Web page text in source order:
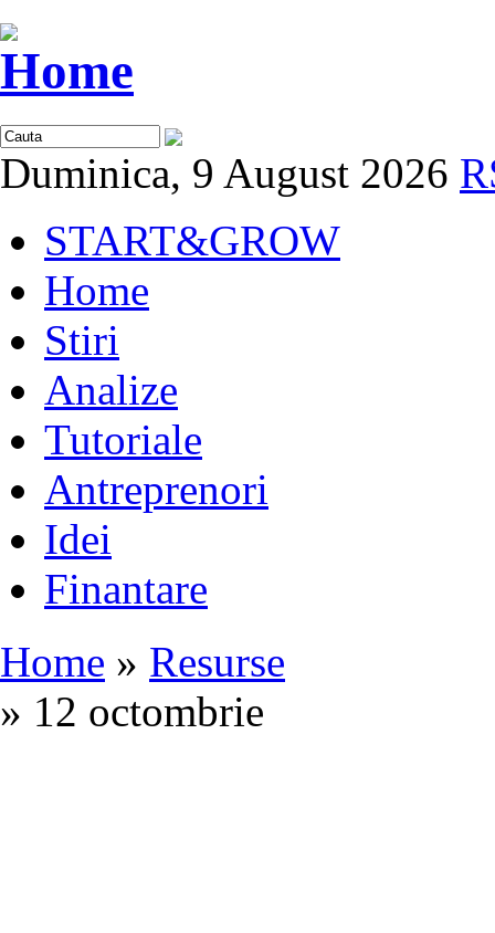
Duminica, 9 August 2026
START&GROW
Home
Stiri
Analize
Tutoriale
Antreprenori
Idei
Finantare
Home » Resurse
» 12 octombrie